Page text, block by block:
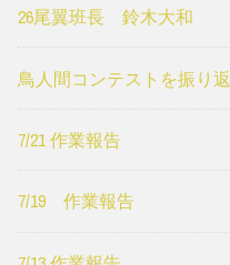
26尾翼班長 鈴木大和
鳥人間コンテストを振り
7/21 作業報告
7/19 作業報告